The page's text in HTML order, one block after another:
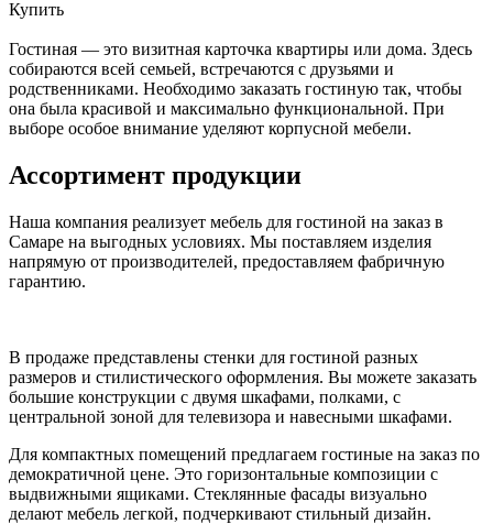
Купить
Гостиная — это визитная карточка квартиры или дома. Здесь
собираются всей семьей, встречаются с друзьями и
родственниками. Необходимо заказать гостиную так, чтобы
она была красивой и максимально функциональной. При
выборе особое внимание уделяют корпусной мебели.
Ассортимент продукции
Наша компания реализует мебель для гостиной на заказ в
Самаре на выгодных условиях. Мы поставляем изделия
напрямую от производителей, предоставляем фабричную
гарантию.
В продаже представлены стенки для гостиной разных
размеров и стилистического оформления. Вы можете заказать
большие конструкции с двумя шкафами, полками, с
центральной зоной для телевизора и навесными шкафами.
Для компактных помещений предлагаем гостиные на заказ по
демократичной цене. Это горизонтальные композиции с
выдвижными ящиками. Стеклянные фасады визуально
делают мебель легкой, подчеркивают стильный дизайн.